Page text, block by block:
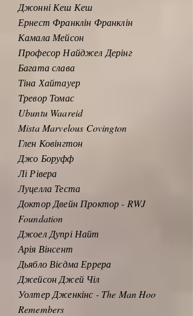
Джонні Кеш Кеш
Ернест Франклін Франклін
Камала Мейсон
Професор Найджел Дерінг
Багата слава
Тіна Хайтауер
Тревор Томас
Ubuntu Waareid
Mista Marvelous Covington
Глен Ковінгтон
Джо Боруфф
Лі Рівера
Луцелла Теста
Доктор Двейн Проктор - RWJ
Foundation
Джоел Дупрі Найт
Арія Вінсент
Дьябло Вієдма Еррера
Джейсон Джей Чіл
Уолтер Дженкінс - The Man Hoo
Remembers